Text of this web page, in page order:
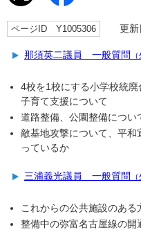
ページID Y1005306 更新
那須英二議員 一般質問
4校を1校にする小学校統廃
子育て支援について
道路整備、公園整備につい
敵基地攻撃について、平和
っているか
三浦義光議員 一般質問
これからの公共施設のある
整備中の弥富名古屋線の開